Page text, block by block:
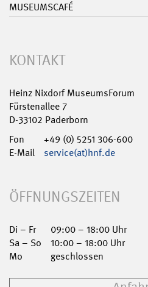
MUSEUMSCAFÉ
KONTAKT
Heinz Nixdorf MuseumsForum
Fürstenallee 7
D-33102 Paderborn
Fon
+49 (0) 5251 306-600
E-Mail
service(at)hnf.de
ÖFFNUNGSZEITEN
Di – Fr
09:00 – 18:00 Uhr
Sa – So
10:00 – 18:00 Uhr
Mo
geschlossen